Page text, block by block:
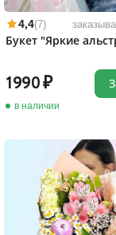
4,4(7)
Букет "Яркие
1990
в наличии